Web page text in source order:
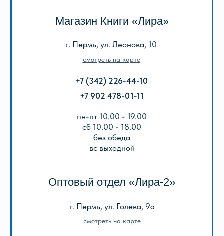
ИНФОРМАЦИЯ
Акции
Популярные
Для дошкольников
Игры, пазлы, канцтовары
О Перми и Пермском крае
Все товары
Отзывы
Оплата и доставка
Подарочный сертификат